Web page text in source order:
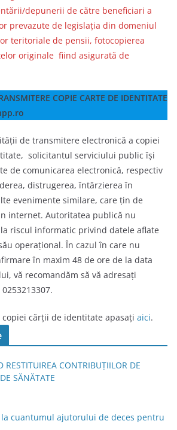
depunerii de către beneficiari a
prevazute de legislația din domeniul
teritoriale de pensii, fotocopierea
originale fiind asigurată de
COPIE CARTE DE IDENTITATE
de transmitere electronică a copiei
solicitantul serviciului public își
de comunicarea electronică, respectiv
distrugerea, întârzierea în
evenimente similare, care țin de
internet. Autoritatea publică nu
riscul informatic privind datele aflate
operațional. În cazul în care nu
în maxim 48 de ore de la data
vă recomandăm să vă adresați
cărții de identitate apasați aici.
RESTITUIREA CONTRIBUȚIILOR DE
SĂNĂTATE
cuantumul ajutorului de deces pentru